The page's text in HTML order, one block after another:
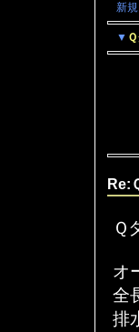
新規
▼
Re:
Ｑ
オ
全
排